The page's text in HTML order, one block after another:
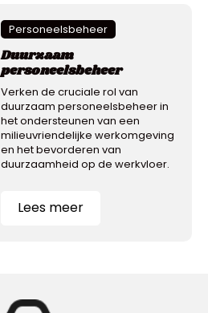
Personeelsbeheer
Duurzaam
personeelsbeheer
Verken de cruciale rol van
duurzaam personeelsbeheer in
het ondersteunen van een
milieuvriendelijke werkomgeving
en het bevorderen van
duurzaamheid op de werkvloer.
Lees meer